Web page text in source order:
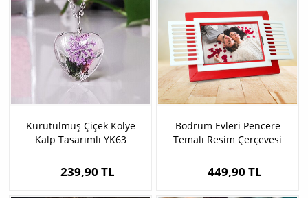
Kurutulmuş Çiçek Kolye
Kalp Tasarımlı YK63
239,90 TL
Bodrum Evleri Pencere
Temalı Resim Çerçevesi
449,90 TL